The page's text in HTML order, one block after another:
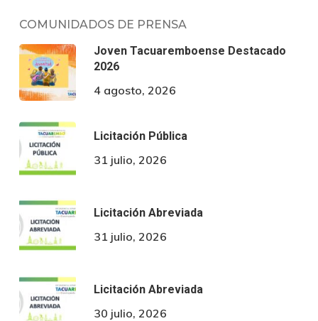
COMUNIDADOS DE PRENSA
Joven Tacuaremboense Destacado
2026
4 agosto, 2026
Licitación Pública
31 julio, 2026
Licitación Abreviada
31 julio, 2026
Licitación Abreviada
30 julio, 2026